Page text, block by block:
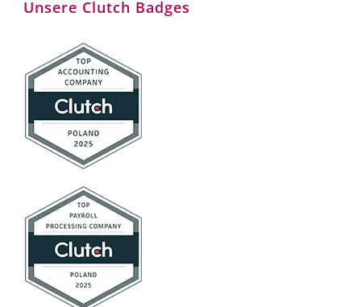
Unsere Clutch Badges